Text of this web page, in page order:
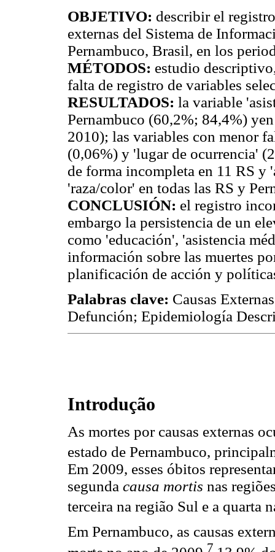
OBJETIVO: describir el
externas del Sistema de
Pernambuco, Brasil, en los
MÉTODOS: estudio
falta de registro de variables
RESULTADOS: la variable
Pernambuco (60,2%; 84,4%)
2010); las variables con menor
(0,06%) y 'lugar de ocurrencia'
de forma incompleta en 11 RS y
'raza/color' en todas las RS y
CONCLUSIÓN: el registro
embargo la persistencia de un
como 'educación', 'asistencia
información sobre las muertes
planificación de acción y
Palabras clave: Causas
Defunción; Epidemiología
Introdução
As mortes por causas externas
estado de Pernambuco,
Em 2009, esses óbitos
segunda causa mortis nas
terceira na região Sul e a quarta
Em Pernambuco, as causas
7